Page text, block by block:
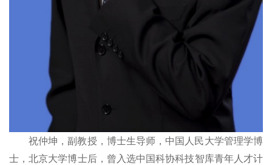
祝仲坤，副教授，博士生导师，中国人民大学管理学博
士，北京大学博士后，曾入选中国科协科技智库青年人才计